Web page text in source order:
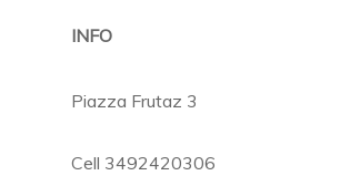
INFO
Piazza Frutaz 3
Cell 3492420306